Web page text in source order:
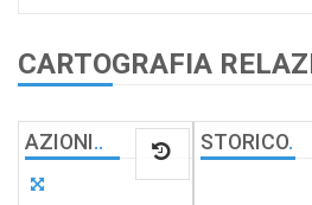
CARTOGRAFIA
AZIONI.. STORICO.